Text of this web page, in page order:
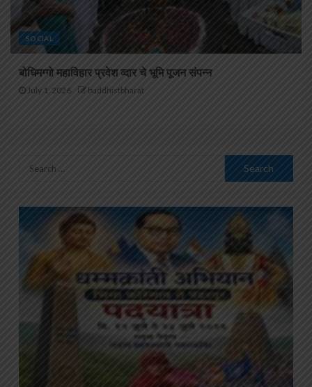
SOCIAL
बोधिमग्गो महाविहार प्रवेश व्दार चे भूमि पूजन संपन्न
July 1, 2026 buddhistbharat